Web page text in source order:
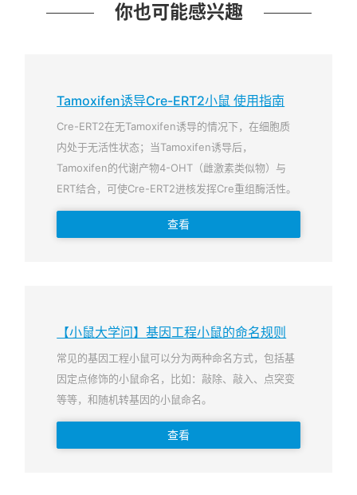
你也可能感兴趣
Tamoxifen诱导Cre-ERT2小鼠 使用指南
Cre-ERT2在无Tamoxifen诱导的情况下，在细胞质
内处于无活性状态；当Tamoxifen诱导后，
Tamoxifen的代谢产物4-OHT（雌激素类似物）与
ERT结合，可使Cre-ERT2进核发挥Cre重组酶活性。
查看
【小鼠大学问】基因工程小鼠的命名规则
常见的基因工程小鼠可以分为两种命名方式，包括基
因定点修饰的小鼠命名，比如：敲除、敲入、点突变
等等，和随机转基因的小鼠命名。
查看